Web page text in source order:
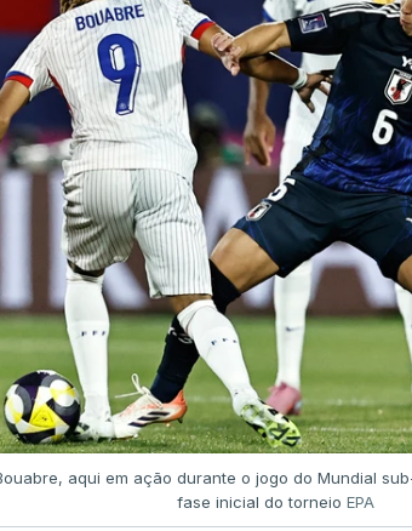
aqui em ação durante o jogo do Mundial
fase inicial do torneio EPA